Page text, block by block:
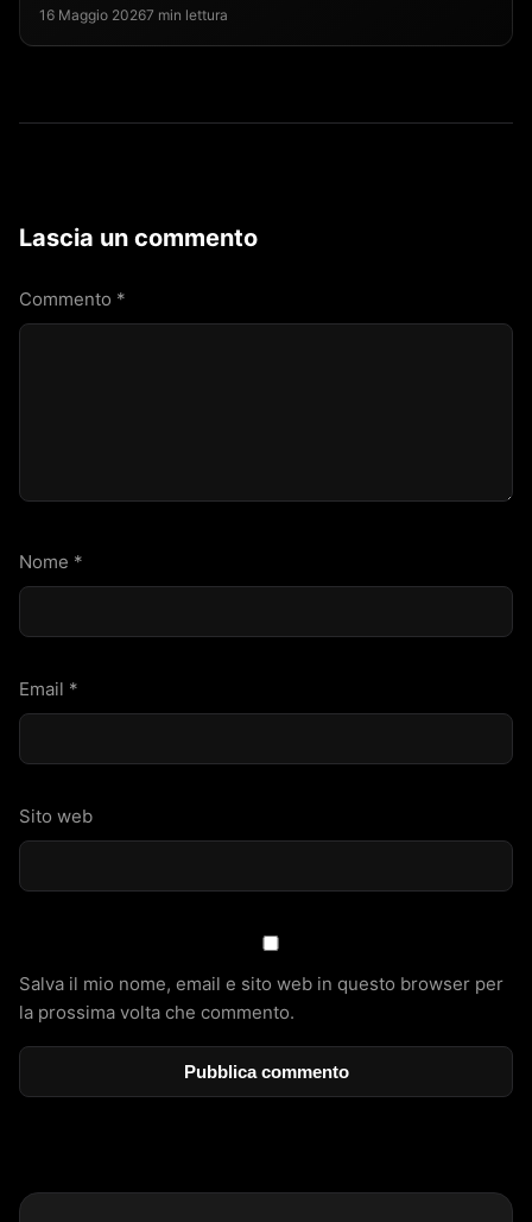
16 Maggio 20267 min lettura
Lascia un commento
Commento *
Nome *
Email *
Sito web
Salva il mio nome, email e sito web in questo browser per
la prossima volta che commento.